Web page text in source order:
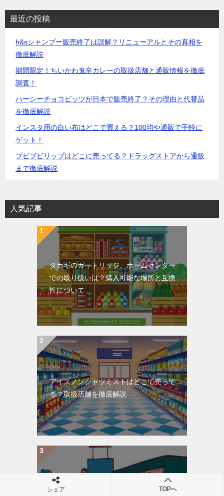
最近の投稿
h&sシャンプー販売終了は誤解？リニューアルとその真相を
徹底解説
期間限定！ちいかわ鬼辛カレーの取扱店舗と通販情報を徹底
調査！
ハーシーチョコビッツが日本で販売終了？その理由と代替品
を徹底解説
インスタ用の白い布はどこで買える？100均や通販で手軽に
ゲット！
ブビブビリップはどこに売ってる？ドラッグストアから通販
まで徹底解説
人気記事
タカギのカートリッジ、ホームセンター
での取り扱いは？購入可能な場所と互換
性について
アイスノンシャツミストはどこで売って
る？取扱店舗を徹底解説
エッセンシャル速乾シャンプー生産終了
シェア TOPへ